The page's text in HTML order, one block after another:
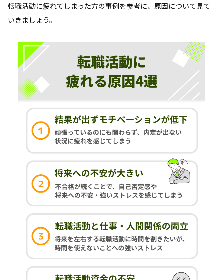
転職活動に疲れてしまった方の事例を参考に、原因について見て
いきましょう。